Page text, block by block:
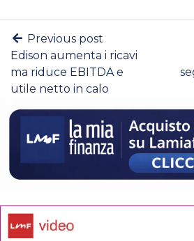
Previous post
Edison aumenta i ricavi
ma riduce EBITDA e
utile netto in calo